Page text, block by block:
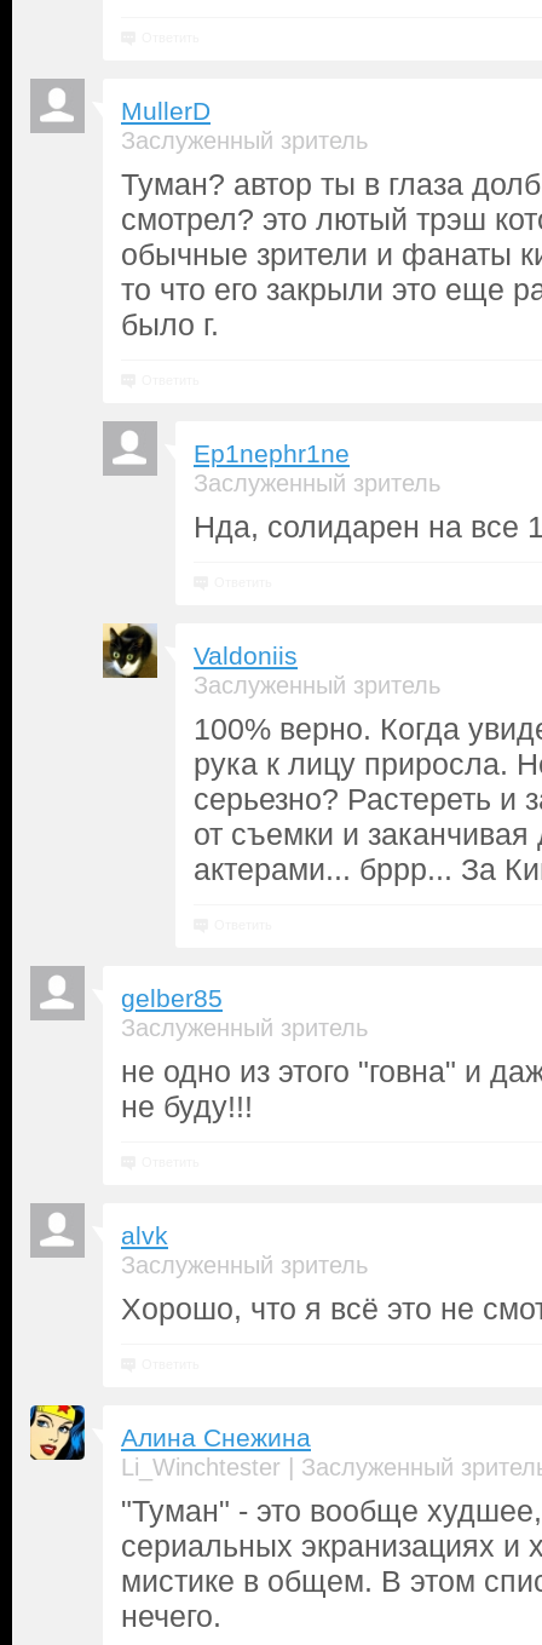
MullerD
Заслуженный зритель
Туман? автор ты в глаза
смотрел? это лютый трэш
обычные зрители и фанаты
то что его закрыли это еще
было г.
Ep1nephr1ne
Заслуженный зритель
Нда, солидарен на все
Valdoniis
Заслуженный зритель
100% верно. Когда
рука к лицу приросла.
серьезно? Растереть и
от съемки и
актерами... бррр... За
gelber85
Заслуженный зритель
не одно из этого "говна" и
не буду!!!
alvk
Заслуженный зритель
Хорошо, что я всё это не
Алина Снежина
Li_Winchtester | Заслуженный
"Туман" - это вообще
сериальных экранизациях и
мистике в общем. В этом
нечего.